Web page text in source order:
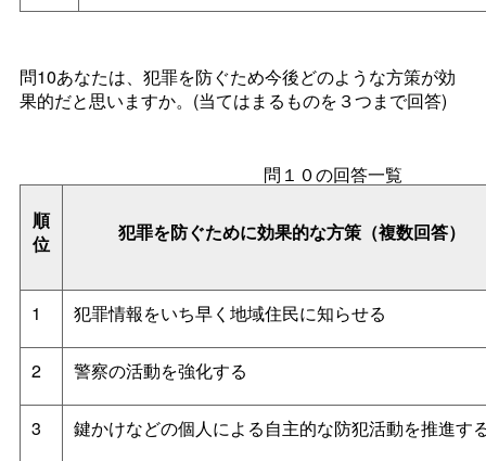
問10あなたは、犯罪を防ぐため今後どのような方策が効
果的だと思いますか。(当てはまるものを３つまで回答)
順
位
犯罪を防ぐために効果的な方策（複数回答）
問１０の回答一覧
1 犯罪情報をいち早く地域住民に知らせる
2 警察の活動を強化する
3 鍵かけなどの個人による自主的な防犯活動を推進す